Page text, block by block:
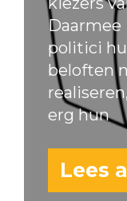
Daarmee
politici
beloften
erg hun
Lees